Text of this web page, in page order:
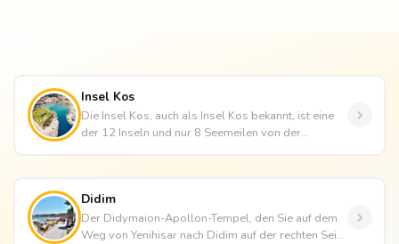
Insel Kos
Die Insel Kos, auch als Insel Kos bekannt, ist eine
der 12 Inseln und nur 8 Seemeilen von der
Didim
Der Didymaion-Apollon-Tempel, den Sie auf dem
Weg von Yenihisar nach Didim auf der rechten Seite